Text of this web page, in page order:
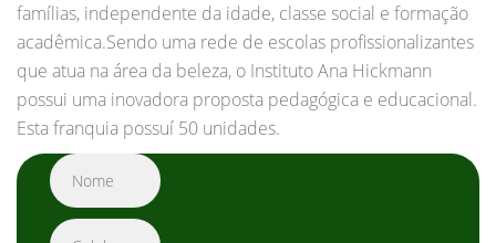
famílias, independente da idade, classe social e formação
acadêmica.Sendo uma rede de escolas profissionalizantes
que atua na área da beleza, o Instituto Ana Hickmann
possui uma inovadora proposta pedagógica e educacional.
Esta franquia possuí 50 unidades.